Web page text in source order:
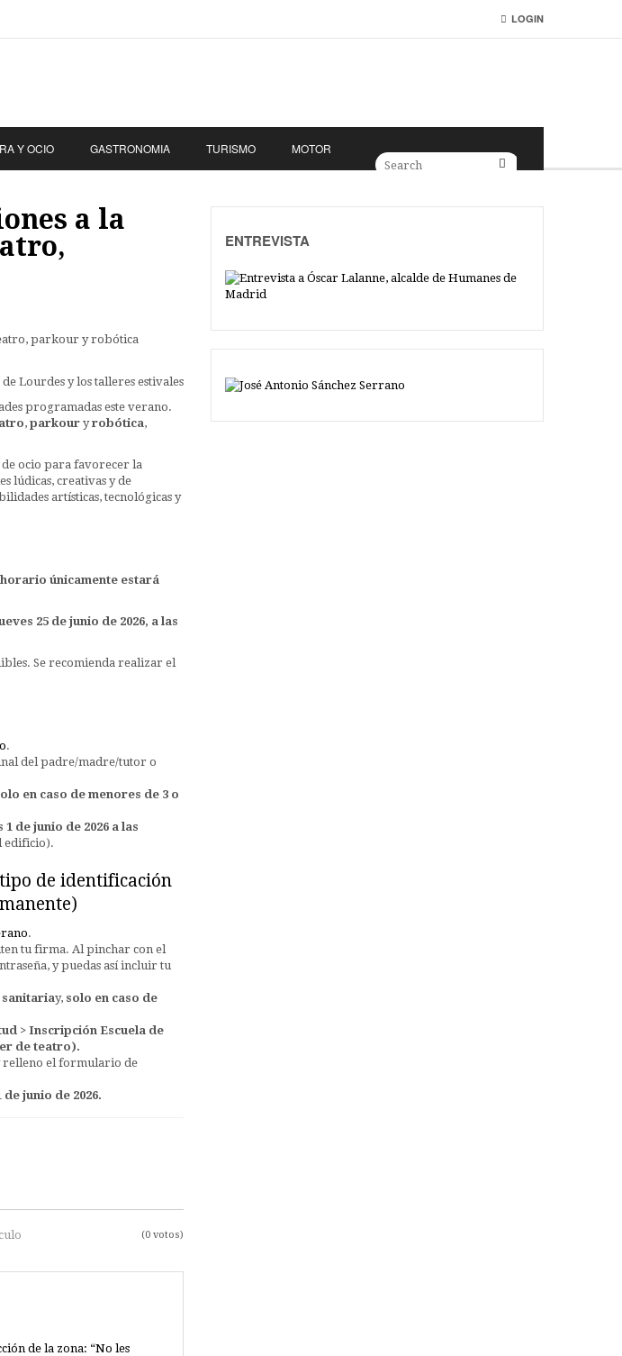
LOGIN
Y OCIO GASTRONOMIA TURISMO MOTOR
a la
Lourdes y los talleres estivales
programadas este verano.
, parkour yrobótica,
ocio para favorecer la
lúdicas, creativas y de
artísticas, tecnológicas y
únicamente estará
25 de junio de 2026, a las
Se recomienda realizar el
.
del padre/madre/tutor o
en caso de menores de 3 o
1 de junio de 2026 a las
edificio).
de identificación
.
tu firma. Al pinchar con el
y puedas así incluir tu
y, solo en caso de
> Inscripción Escuela de
de teatro).
relleno el formulario de
de junio de 2026.
(0 votos)
de la zona: “No les
ENTREVISTA